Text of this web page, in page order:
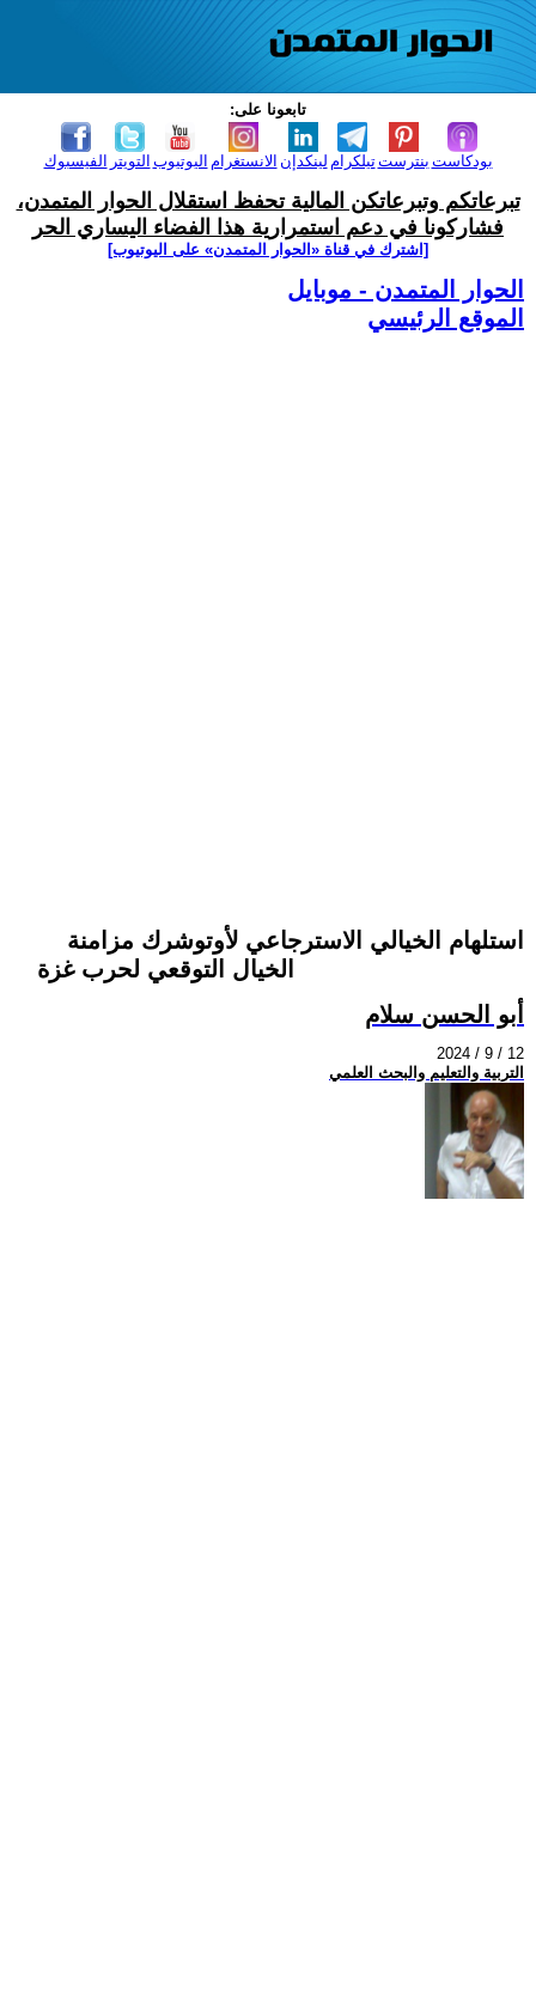
تابعونا على:
الفيسبوك التويتر اليوتيوب الانستغرام لينكدإن تيلكرامبنترست بودكاست
تبرعاتكم وتبرعاتكن المالية تحفظ استقلال الحوار المتمدن،
فشاركونا في دعم استمرارية هذا الفضاء اليساري الحر
[اشترك في قناة ‫«الحوار المتمدن» على اليوتيوب]
الحوار المتمدن - موبايل
الموقع الرئيسي
استلهام الخيالي الاسترجاعي لأوتوشرك مزامنة
أبو الحسن سلام
2024 / 9 / 12
التربية والتعليم والبحث العلمي